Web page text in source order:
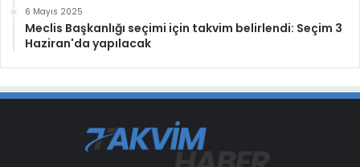
6 Mayıs 2025
Meclis Başkanlığı seçimi için takvim belirlendi: Seçim 3
Haziran'da yapılacak